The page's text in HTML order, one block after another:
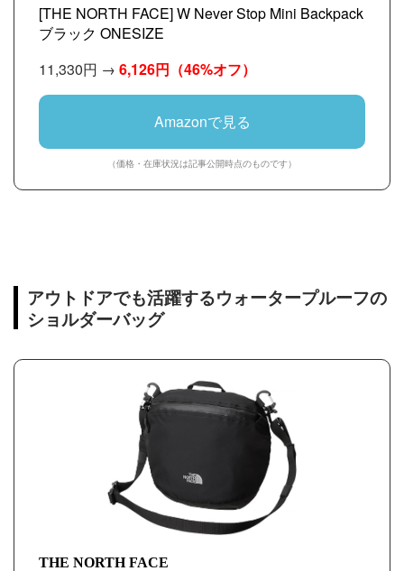
[THE NORTH FACE] W Never Stop Mini Backpack
ブラック ONESIZE
11,330円 → 6,126円 （46%オフ）
Amazonで見る
（価格・在庫状況は記事公開時点のものです）
アウトドアでも活躍するウォータープルーフの
ショルダーバッグ
THE NORTH FACE